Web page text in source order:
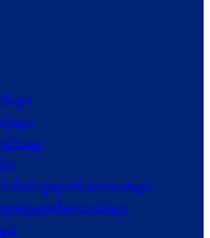
ျား
များ
င်းအရာ
ဒ
င်ပါဝင်သူများ၏ စကားသံများ
စုအဖွဲ့များ၏စကားသံများ
ား